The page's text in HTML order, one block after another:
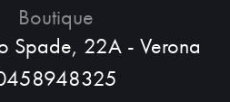
Boutique
Spade, 22A - Verona